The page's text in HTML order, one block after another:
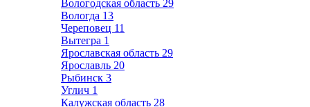
Вологодская область 29
Вологда 13
Череповец 11
Вытегра 1
Ярославская область 29
Ярославль 20
Рыбинск 3
Углич 1
Калужская область 28